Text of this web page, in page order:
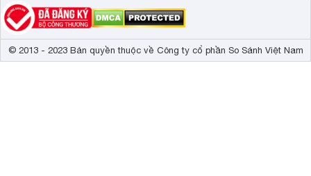
© 2013 - 2023 Bản quyền thuộc về Công ty cổ phần So Sánh Việt Nam